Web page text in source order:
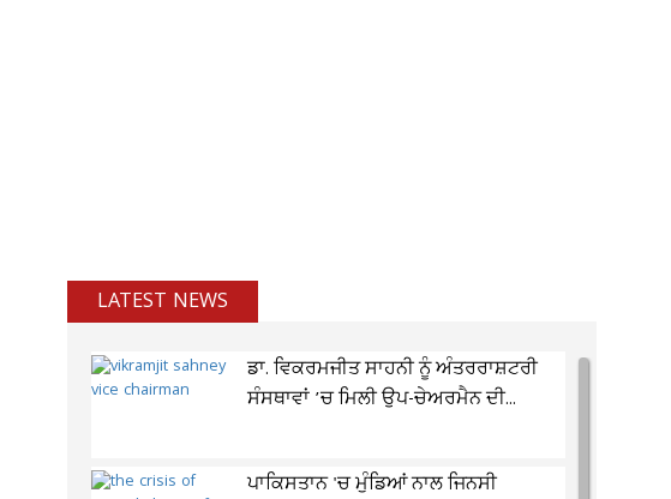
LATEST NEWS
ਡਾ. ਵਿਕਰਮਜੀਤ ਸਾਹਨੀ ਨੂੰ ਅੰਤਰਰਾਸ਼ਟਰੀ
ਸੰਸਥਾਵਾਂ ’ਚ ਮਿਲੀ ਉਪ-ਚੇਅਰਮੈਨ ਦੀ...
ਪਾਕਿਸਤਾਨ 'ਚ ਮੁੰਡਿਆਂ ਨਾਲ ਜਿਨਸੀ